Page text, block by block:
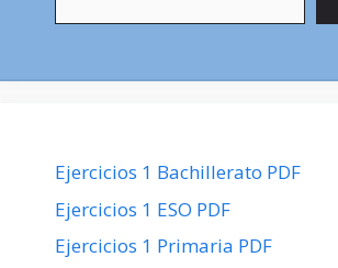
Ejercicios 1 Bachillerato PDF
Ejercicios 1 ESO PDF
Ejercicios 1 Primaria PDF